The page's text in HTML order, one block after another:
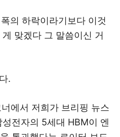
의 하락이라기보다 이것
맞겠다 그 말씀이신 거
.
에서 저희가 브리핑 뉴스
전자의 5세대 HBM이 엔